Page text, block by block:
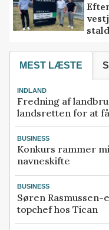
MEST LÆSTE
INDLAND
Fredning af
landsretten for at
BUSINESS
Konkurs rammer
navneskifte
BUSINESS
Søren
topchef hos Tican